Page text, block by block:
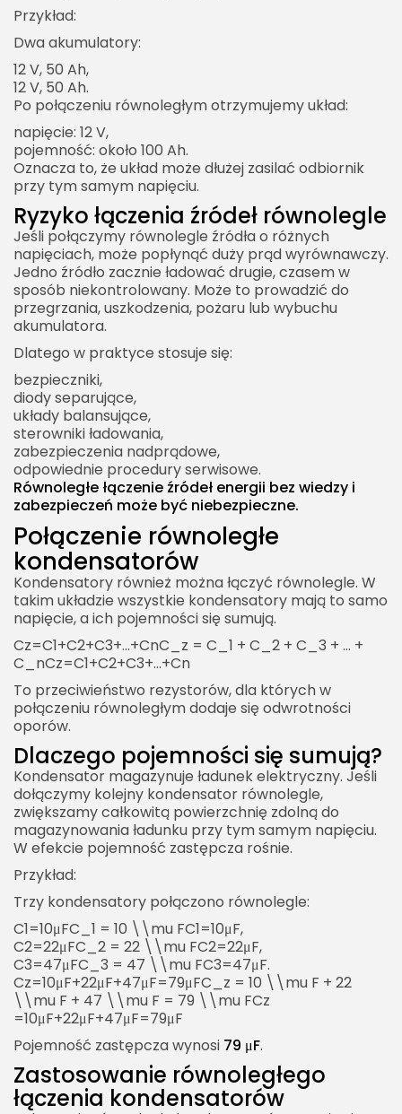
Przykład:
Dwa akumulatory:
12 V, 50 Ah,
12 V, 50 Ah.
Po połączeniu równoległym otrzymujemy układ:
napięcie: 12 V,
pojemność: około 100 Ah.
Oznacza to, że układ może dłużej zasilać odbiornik
przy tym samym napięciu.
Ryzyko łączenia źródeł równolegle
Jeśli połączymy równolegle źródła o różnych
napięciach, może popłynąć duży prąd wyrównawczy.
Jedno źródło zacznie ładować drugie, czasem w
sposób niekontrolowany. Może to prowadzić do
przegrzania, uszkodzenia, pożaru lub wybuchu
akumulatora.
Dlatego w praktyce stosuje się:
bezpieczniki,
diody separujące,
układy balansujące,
sterowniki ładowania,
zabezpieczenia nadprądowe,
odpowiednie procedury serwisowe.
Równoległe łączenie źródeł energii bez wiedzy i
zabezpieczeń może być niebezpieczne.
Połączenie równoległe
kondensatorów
Kondensatory również można łączyć równolegle. W
takim układzie wszystkie kondensatory mają to samo
napięcie, a ich pojemności się sumują.
Cz=C1+C2+C3+…+CnC_z = C_1 + C_2 + C_3 + … +
C_nCz​=C1​+C2​+C3​+…+Cn​
To przeciwieństwo rezystorów, dla których w
połączeniu równoległym dodaje się odwrotności
oporów.
Dlaczego pojemności się sumują?
Kondensator magazynuje ładunek elektryczny. Jeśli
dołączymy kolejny kondensator równolegle,
zwiększamy całkowitą powierzchnię zdolną do
magazynowania ładunku przy tym samym napięciu.
W efekcie pojemność zastępcza rośnie.
Przykład:
Trzy kondensatory połączono równolegle:
C1=10μFC_1 = 10 \\mu FC1​=10μF,
C2=22μFC_2 = 22 \\mu FC2​=22μF,
C3=47μFC_3 = 47 \\mu FC3​=47μF.
Cz=10μF+22μF+47μF=79μFC_z = 10 \\mu F + 22
\\mu F + 47 \\mu F = 79 \\mu FCz​
=10μF+22μF+47μF=79μF
Pojemność zastępcza wynosi 79 μF.
Zastosowanie równoległego
łączenia kondensatorów